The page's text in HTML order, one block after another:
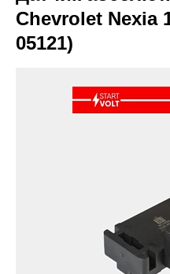
Chevrolet Nexia
05121)